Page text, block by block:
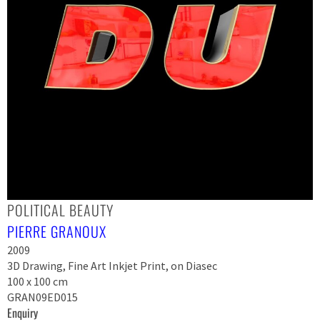
POLITICAL BEAUTY
PIERRE GRANOUX
2009
3D Drawing, Fine Art Inkjet Print, on Diasec
100 x 100 cm
GRAN09ED015
Enquiry